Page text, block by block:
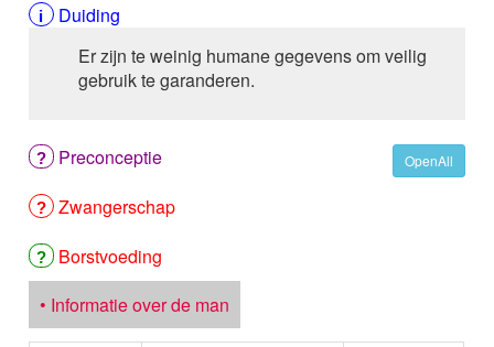
ALFUZOSINE
ALGELDRAAT / MAGNESIUM HYDROXYDE
ALGINAAT Na / BICARBONAAT Na
ALGINEZUUR
ALIROCUMAB
ALIZAPRIDE
ALLOPURINOL
ALMOTRIPTAN
ALOGLIPTINE benzoaat
Duiding
Er zijn te weinig humane gegevens om veilig
gebruik te garanderen.
OpenAll
Preconceptie
Zwangerschap
Borstvoeding
• Informatie over de man